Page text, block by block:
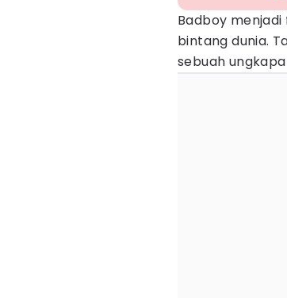
Badboy
bintang dunia.
sebuah